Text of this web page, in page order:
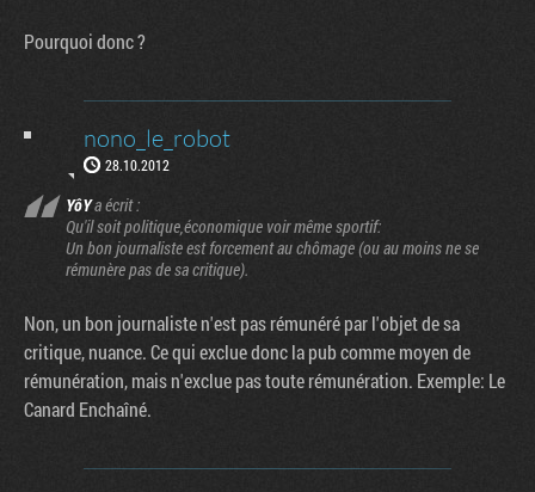
Pourquoi donc ?
nono_le_robot
28.10.2012
YôYa écrit :
Qu'il soit politique,économique voir même sportif:
Un bon journaliste est forcement au chômage (ou au moins ne se
rémunère pas de sa critique).
Non, un bon journaliste n'est pas rémunéré par l'objet de sa
critique, nuance. Ce qui exclue donc la pub comme moyen de
rémunération, mais n'exclue pas toute rémunération. Exemple: Le
Canard Enchaîné.